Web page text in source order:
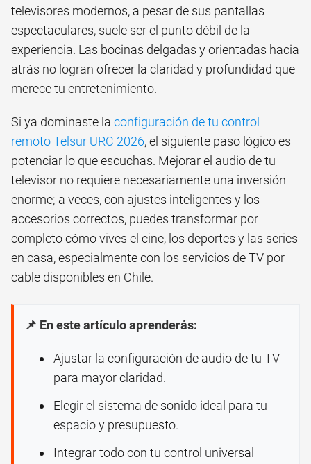
televisores modernos, a pesar de sus pantallas
espectaculares, suele ser el punto débil de la
experiencia. Las bocinas delgadas y orientadas hacia
atrás no logran ofrecer la claridad y profundidad que
merece tu entretenimiento.
Si ya dominaste la configuración de tu control
remoto Telsur URC 2026, el siguiente paso lógico es
potenciar lo que escuchas. Mejorar el audio de tu
televisor no requiere necesariamente una inversión
enorme; a veces, con ajustes inteligentes y los
accesorios correctos, puedes transformar por
completo cómo vives el cine, los deportes y las series
en casa, especialmente con los servicios de TV por
cable disponibles en Chile.
📌 En este artículo aprenderás:
Ajustar la configuración de audio de tu TV
para mayor claridad.
Elegir el sistema de sonido ideal para tu
espacio y presupuesto.
Integrar todo con tu control universal